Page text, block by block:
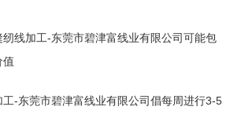
纫线加工-东莞市碧津富线业有限公司可能包
值
工-东莞市碧津富线业有限公司倡每周进行3-5